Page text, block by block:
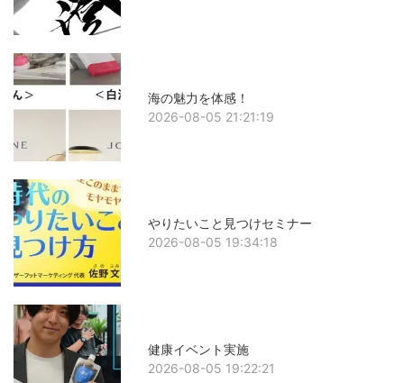
海の魅力を体感！
2026-08-05 21:21:19
やりたいこと見つけセミナー
2026-08-05 19:34:18
健康イベント実施
2026-08-05 19:22:21